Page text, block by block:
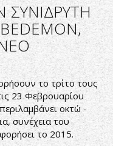
ΣΥΝΙΔΡΥΤΗ
το τρίτο τους
23 Φεβρουαρίου
οκτώ -
συνέχεια του
το 2015.